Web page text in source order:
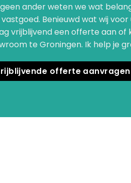
ander weten we wat
Benieuwd wat wij
vrijblijvend een offerte aan of
te Groningen. Ik help je
offerte aanvragen